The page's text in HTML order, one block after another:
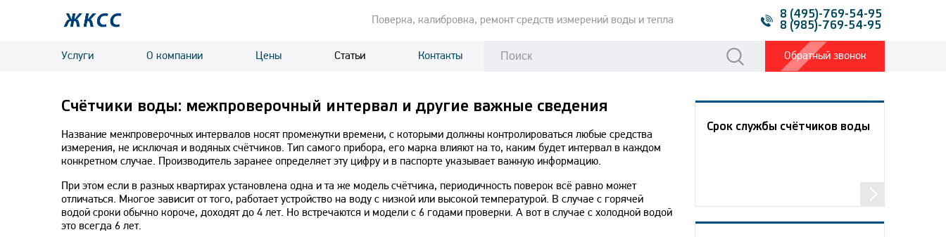
Пoвeрка, калибровка, ремонт средств измерений вoды и тeпла
8 (495)-769-54-95
8 (985)-769-54-95
Услуги О компании Цены Статьи Контакты Обратный звонок
Счётчики воды: межпроверочный интервал и другие важные сведения
Название межпроверочных интервалов носят промежутки времени, с которыми должны контролироваться любые средства
измерения, не исключая и водяных счётчиков. Тип самого прибора, его марка влияют на то, каким будет интервал в каждом
конкретном случае. Производитель заранее определяет эту цифру и в паспорте указывает важную информацию.
При этом если в разных квартирах установлена одна и та же модель счётчика, периодичность поверок всё равно может
отличаться. Многое зависит от того, работает устройство на воду с низкой или высокой температурой. В случае с горячей
водой сроки обычно короче, доходят до 4 лет. Но встречаются и модели с 6 годами проверки. А вот в случае с холодной водой
это всегда 6 лет.
Срок службы счётчиков воды